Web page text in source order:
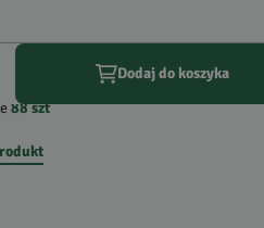
Dodaj do koszyka
88szt